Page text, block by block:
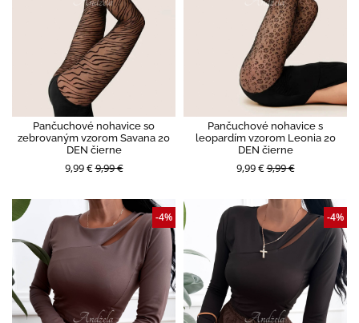
Pančuchové nohavice so
zebrovaným vzorom Savana 20
DEN čierne
9,99 €9,99 €
Pančuchové nohavice s
leopardím vzorom Leonia 20
DEN čierne
9,99 €9,99 €
-4% -4%